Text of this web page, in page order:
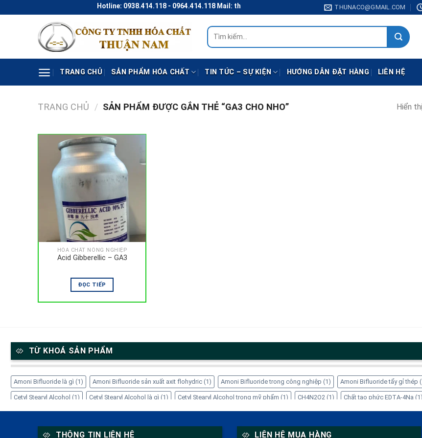
to
Hotline: 0938.414.118 - 0964.414.118 Mail: thunaco@gmail.com THUNACO@GMAIL.COM
Tìm
kiếm:
TRANG CHỦ SẢN PHẨM HÓA CHẤT TIN TỨC – SỰ KIỆN HƯỚNG DẪN ĐẶT HÀNG LIÊN HỆ
TRANG CHỦ / SẢN PHẨM ĐƯỢC GẮN THẺ “GA3 CHO NHO” Hiển
HÓA CHẤT NÔNG NGHIỆP
Acid Gibberellic – GA3
ĐỌC TIẾP
TỪ KHOÁ SẢN PHẨM
Amoni Bifluoride là gì (1) Amoni Bifluoride sản xuất axit flohydric(1) Amoni Bifluoride trong công nghiệp (1) Amoni Bifluoride tẩy gỉ thép
Cetyl Stearyl Alcohol (1) Cetyl Stearyl Alcohol là gì (1) Cetyl Stearyl Alcohol trong mỹ phẩm (1) CH4N2O2(1) Chất tạo phức EDTA-4Na (1)
Cách sử dụng EDTA-4Na(1) Công dụng của Amoni Bifluoride(1) Công dụng của Inositol(1) Công dụng của Sorbitol(2) Dung dịch
EDTA-4Na giá bao nhiêu(1) EDTA-4Na trong mỹ phẩm(1) EDTA-4Na trong thực phẩm(1) EDTA-4Na xử lý kim loại nặng(1) Glycerin
THÔNG TIN LIÊN HỆ LIÊN HỆ MUA HÀNG